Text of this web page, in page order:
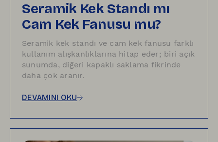
Seramik Kek Standı mı
Cam Kek Fanusu mu?
Seramik kek standı ve cam kek fanusu farklı
kullanım alışkanlıklarına hitap eder; biri açık
sunumda, diğeri kapaklı saklama fikrinde
daha çok aranır.
DEVAMINI OKU